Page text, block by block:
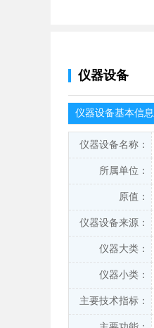
仪器设备
仪器设备基本信息
仪器设备名称：
所属单位：
原值：
仪器设备来源：
仪器大类：
仪器小类：
主要技术指标：